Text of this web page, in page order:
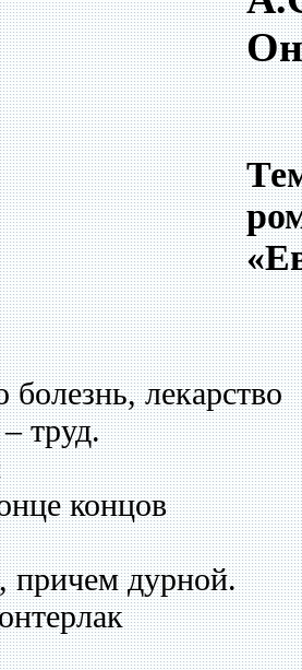
болезнь, лекарство
труд.
концов
причем дурной.